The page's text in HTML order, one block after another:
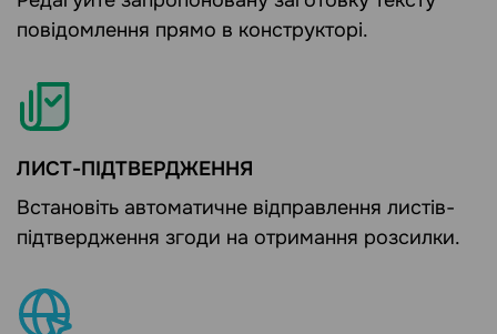
повідомлення прямо в конструкторі.
ЛИСТ-ПІДТВЕРДЖЕННЯ
Встановіть автоматичне відправлення листів-
підтвердження згоди на отримання розсилки.